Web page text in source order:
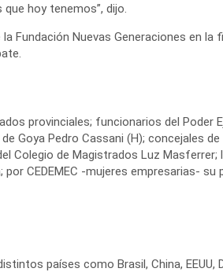
hoy tenemos”, dijo.
Fundación Nuevas Generaciones en la
provinciales; funcionarios del Poder
Goya Pedro Cassani (H); concejales
Colegio de Magistrados Luz
CEDEMEC -mujeres empresarias-
países como Brasil, China, EEUU,